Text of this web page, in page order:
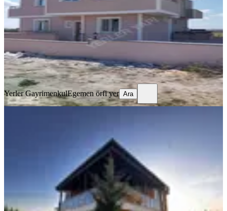
3+1·200 m²·24.06.2026
30.000 ₺ 32.500 ₺
Yerler GayrimenkulEgemen örfi yer
Ara
Yerler GayrimenkulEgemen örfi yer Ara
Tekirdağ, Çerkezköy
3+1· 500 m²· 16.06.2026
52.000 ₺